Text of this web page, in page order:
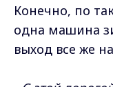
Конечно, по
одна машина
выход все же